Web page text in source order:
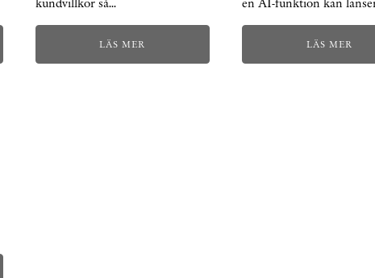
kundvillkor så…
LÄS MER
en AI-funktion kan
LÄS MER